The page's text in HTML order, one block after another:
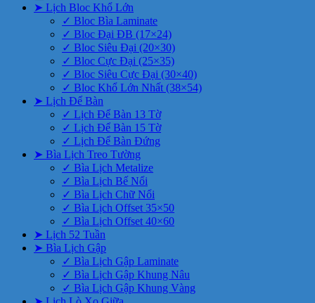
➤ Lịch Bloc Khổ Lớn
✓ Bloc Bìa Laminate
✓ Bloc Đại ĐB (17×24)
✓ Bloc Siêu Đại (20×30)
✓ Bloc Cực Đại (25×35)
✓ Bloc Siêu Cực Đại (30×40)
✓ Bloc Khổ Lớn Nhất (38×54)
➤ Lịch Để Bàn
✓ Lịch Để Bàn 13 Tờ
✓ Lịch Để Bàn 15 Tờ
✓ Lịch Để Bàn Đứng
➤ Bìa Lịch Treo Tường
✓ Bìa Lịch Metalize
✓ Bìa Lịch Bế Nổi
✓ Bìa Lịch Chữ Nổi
✓ Bìa Lịch Offset 35×50
✓ Bìa Lịch Offset 40×60
➤ Lịch 52 Tuần
➤ Bìa Lịch Gập
✓ Bìa Lịch Gập Laminate
✓ Bìa Lịch Gập Khung Nâu
✓ Bìa Lịch Gập Khung Vàng